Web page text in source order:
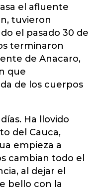
el afluente
tuvieron
el pasado 30 de
terminaron
de Anacaro,
que
de los cuerpos
Ha llovido
del Cauca,
empieza a
cambian todo el
al dejar el
bello con la